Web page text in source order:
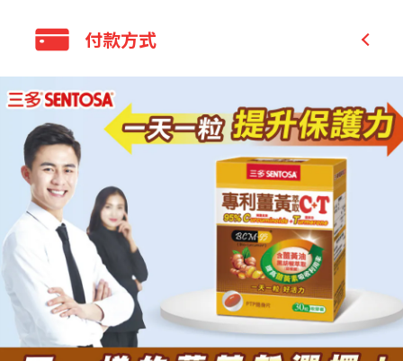
-7倍生物吸收利用率
高純度:含95%類薑黃素Curcuminoids+薑黃
油Turmerone。
薑黃油Turmerone—是一般市售薑黃沒有的
珍貴成分，與薑黃素有保健功效的協同作用。
高吸收率:含有珍貴薑黃油及添加專利胡椒
鹼，有效提高薑黃吸收利用率。
全家 取貨付款
全家 取貨不付款
7-11 取貨付款
7-11 取貨不付款
國際包裹
宅配
貨到付款
付款方式
信用卡付款
貨到付款
全家取貨付款
7-11 取貨付款
銀行轉帳／ATM
LINE Pay